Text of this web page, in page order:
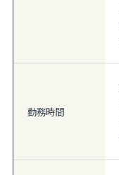
勤務時間